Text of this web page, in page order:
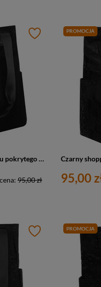
Czarny shopper damski z poliestru pokrytego geometrycznym wzorem - Rovicky
95,00 zł
PROMOCJA
95,00
PROMOCJA